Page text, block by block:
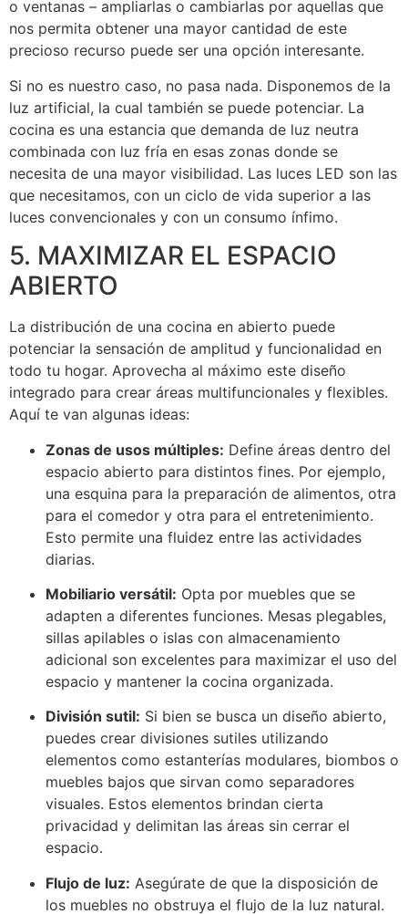
o ventanas – ampliarlas o cambiarlas por aquellas que
nos permita obtener una mayor cantidad de este
precioso recurso puede ser una opción interesante.
Si no es nuestro caso, no pasa nada. Disponemos de la
luz artificial, la cual también se puede potenciar. La
cocina es una estancia que demanda de luz neutra
combinada con luz fría en esas zonas donde se
necesita de una mayor visibilidad. Las luces LED son las
que necesitamos, con un ciclo de vida superior a las
luces convencionales y con un consumo ínfimo.
5. MAXIMIZAR EL ESPACIO
ABIERTO
La distribución de una cocina en abierto puede
potenciar la sensación de amplitud y funcionalidad en
todo tu hogar. Aprovecha al máximo este diseño
integrado para crear áreas multifuncionales y flexibles.
Aquí te van algunas ideas:
Zonas de usos múltiples: Define áreas dentro del
espacio abierto para distintos fines. Por ejemplo,
una esquina para la preparación de alimentos, otra
para el comedor y otra para el entretenimiento.
Esto permite una fluidez entre las actividades
diarias.
Mobiliario versátil: Opta por muebles que se
adapten a diferentes funciones. Mesas plegables,
sillas apilables o islas con almacenamiento
adicional son excelentes para maximizar el uso del
espacio y mantener la cocina organizada.
División sutil: Si bien se busca un diseño abierto,
puedes crear divisiones sutiles utilizando
elementos como estanterías modulares, biombos o
muebles bajos que sirvan como separadores
visuales. Estos elementos brindan cierta
privacidad y delimitan las áreas sin cerrar el
espacio.
Flujo de luz: Asegúrate de que la disposición de
los muebles no obstruya el flujo de la luz natural.